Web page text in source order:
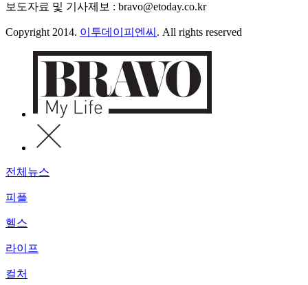
보도자료 및 기사제보 : bravo@etoday.co.kr
Copyright 2014. 이투데이피엔씨 . All rights reserved
전체뉴스
피플
헬스
라이프
컬처